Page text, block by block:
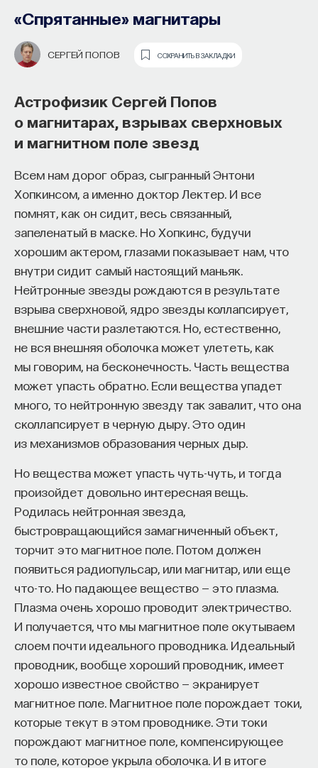
«Спрятанные» магнитары
СЕРГЕЙ ПОПОВ СОХРАНИТЬ В ЗАКЛАДКИ
Астрофизик Сергей Попов
о магнитарах, взрывах сверхновых
и магнитном поле звезд
Всем нам дорог образ, сыгранный Энтони
Хопкинсом, а именно доктор Лектер. И все
помнят, как он сидит, весь связанный,
запеленатый в маске. Но Хопкинс, будучи
хорошим актером, глазами показывает нам, что
внутри сидит самый настоящий маньяк.
Нейтронные звезды рождаются в результате
взрыва сверхновой, ядро звезды коллапсирует,
внешние части разлетаются. Но, естественно,
не вся внешняя оболочка может улететь, как
мы говорим, на бесконечность. Часть вещества
может упасть обратно. Если вещества упадет
много, то нейтронную звезду так завалит, что она
сколлапсирует в черную дыру. Это один
из механизмов образования черных дыр.
Но вещества может упасть чуть-чуть, и тогда
произойдет довольно интересная вещь.
Родилась нейтронная звезда,
быстровращающийся замагниченный объект,
торчит это магнитное поле. Потом должен
появиться радиопульсар, или магнитар, или еще
что-то. Но падающее вещество — это плазма.
Плазма очень хорошо проводит электричество.
И получается, что мы магнитное поле окутываем
слоем почти идеального проводника. Идеальный
проводник, вообще хороший проводник, имеет
хорошо известное свойство — экранирует
магнитное поле. Магнитное поле порождает токи,
которые текут в этом проводнике. Эти токи
порождают магнитное поле, компенсирующее
то поле, которое укрыла оболочка. И в итоге
Почти треть жизни мы тратим на сон,
но как он работает и можно ли его
приручить?
Как устроен самый важный и таинственный
процесс в организме? Какую роль играет
состояние сна для жизни человека? Что
происходит с нами, пока мы спим: какие циклы
мы проходим, какие механизмы задействованы?
Что нужно сделать, чтобы за ночь наши ресурсы
восполнялись и мы просыпались отдохнувшими.
Ответы на эти и другие вопросы можно найти,
записавшисьна курс «Наука сна: как управлять
своим сном».
Пройдя этот курс, вы научитесь:
во сне
— Заботиться о качестве своего сна
— Определять, какими способами можно
— Использовать когнитивно-поведенческую
терапию и другие подходы при нарушениях
сна
Автор курса:Михаил Полуэктов— врач-
сомнолог, доцент кафедры нервных
болезней и нейрохирургии Первого МГМУ
им. И. М. Сеченова, заведующий отделением
медицины сна университетской клинической
больницы № 3.
СОХРАНИТЬ В ЗАКЛАДКИ
изобрел голографию, почему
до появления лазера ничего
не получалось и в каких сферах науки
не обойтись
Само слово «голография» состоит из двух частей.
Если переводить с греческого, то это будет
«пишу» и «всё», то есть «пишу всё». Если взять
фотографию как очень похожее слово, то она
с точки зрения науки регистрирует амплитуду
светового сигнала. А основу голографии
составляет запись амплитуды и фазы. И это
качественное изменение позволило человечеству
открыть новый способ воспроизведения
информации, когда записана объемная
информация и ее можно воспроизвести. То есть
про реальные предметы мы знаем, что они
трехмерные, знаем, что наше реальное
Но когда мы фотографируем, мы все
проектируем на плоскость. Конечно,
человеческое воображение может восстановить
трехмерную картину. Но с 1947 года появляются
первые публикации по голографии. Деннис Габор,
ее создатель, объяснил, что запись не только
амплитуды, но и фазы световой волны позволяет
впоследствии воспроизвести объемную картину.
Надо сказать, что голография — это метод,
у которого нет аналогов в природе. Это
изобретение человеческого разума — запись
фазы и амплитуды. Но, конечно, современная
голография шагнула уже в жизнь, и часто люди
воспринимают голографию как область
прикладной, развлекательной индустрии.